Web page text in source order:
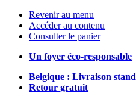
Revenir au menu
Accéder au contenu
Consulter le panier
Un foyer éco-responsable
Belgique : Livraison
Retour gratuit